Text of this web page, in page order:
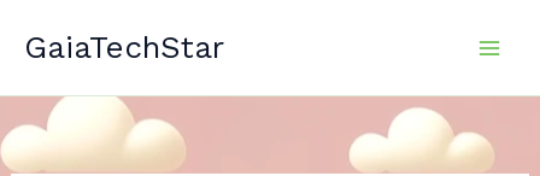
GaiaTechStar